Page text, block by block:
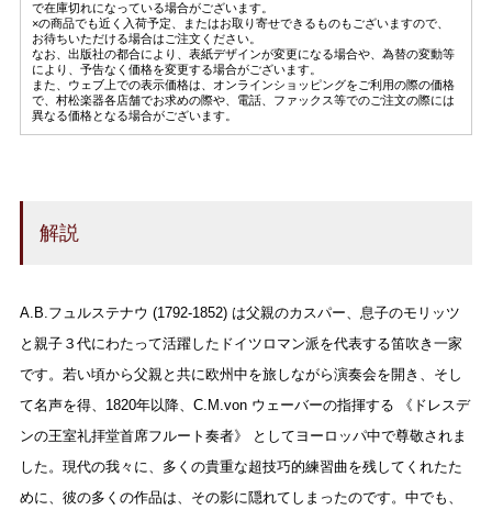
で在庫切れになっている場合がございます。
×の商品でも近く入荷予定、またはお取り寄せできるものもございますので、
お待ちいただける場合はご注文ください。
なお、出版社の都合により、表紙デザインが変更になる場合や、為替の変動等
により、予告なく価格を変更する場合がございます。
また、ウェブ上での表示価格は、オンラインショッピングをご利用の際の価格
で、村松楽器各店舗でお求めの際や、電話、ファックス等でのご注文の際には
異なる価格となる場合がございます。
解説
A.B.フュルステナウ (1792-1852) は父親のカスパー、息子のモリッツ
と親子３代にわたって活躍したドイツロマン派を代表する笛吹き一家
です。若い頃から父親と共に欧州中を旅しながら演奏会を開き、そし
て名声を得、1820年以降、C.M.von ウェーバーの指揮する 《ドレスデ
ンの王室礼拝堂首席フルート奏者》 としてヨーロッパ中で尊敬されま
した。現代の我々に、多くの貴重な超技巧的練習曲を残してくれたた
めに、彼の多くの作品は、その影に隠れてしまったのです。中でも、